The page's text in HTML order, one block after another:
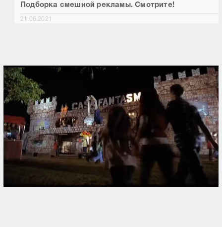
Подборка смешной рекламы. Смотрите!
21.06.2021